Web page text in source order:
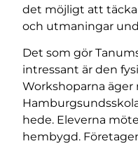
det möjligt att
och utmaningar
Det som gör
intressant är den
Workshoparna äger
hede. Eleverna
hembygd.